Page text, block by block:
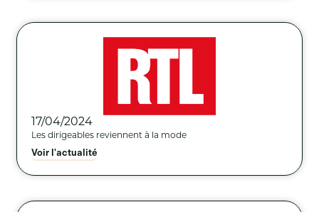
17/04/2024
Les dirigeables reviennent à la mode
Voir l'actualité